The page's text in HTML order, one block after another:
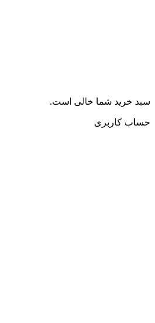
سبد خرید شما خالی است.
حساب کاربری